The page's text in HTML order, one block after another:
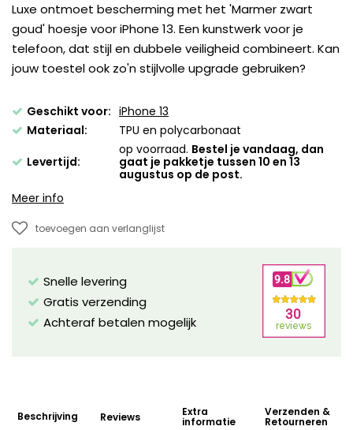
Luxe ontmoet bescherming met het 'Marmer zwart
goud' hoesje voor iPhone 13. Een kunstwerk voor je
telefoon, dat stijl en dubbele veiligheid combineert. Kan
jouw toestel ook zo'n stijlvolle upgrade gebruiken?
Geschikt voor: iPhone 13
Materiaal:
TPU en polycarbonaat
Levertijd:
op voorraad. Bestel je vandaag, dan
gaat je pakketje tussen 10 en 13
augustus op de post.
Meer info
toevoegen aan verlanglijst
Snelle levering
Gratis verzending
Achteraf betalen mogelijk
Beschrijving Reviews Extra
informatie
Verzenden &
Retourneren